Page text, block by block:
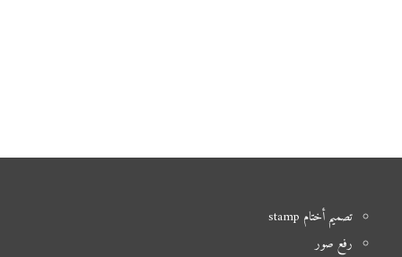
تصميم أختام stamp
رفع صور